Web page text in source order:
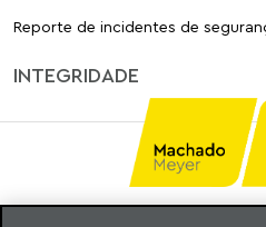
Reporte de incidentes de
INTEGRIDADE